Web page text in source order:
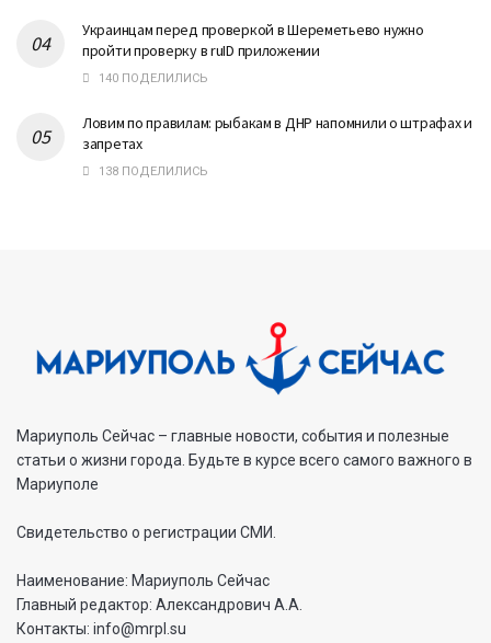
Украинцам перед проверкой в Шереметьево нужно
пройти проверку в ruID приложении
140 ПОДЕЛИЛИСЬ
Ловим по правилам: рыбакам в ДНР напомнили о штрафах и
запретах
138 ПОДЕЛИЛИСЬ
Мариуполь Сейчас – главные новости, события и полезные
статьи о жизни города. Будьте в курсе всего самого важного в
Мариуполе
Свидетельство о регистрации СМИ.
Наименование: Мариуполь Сейчас
Главный редактор: Александрович А.А.
Контакты: info@mrpl.su